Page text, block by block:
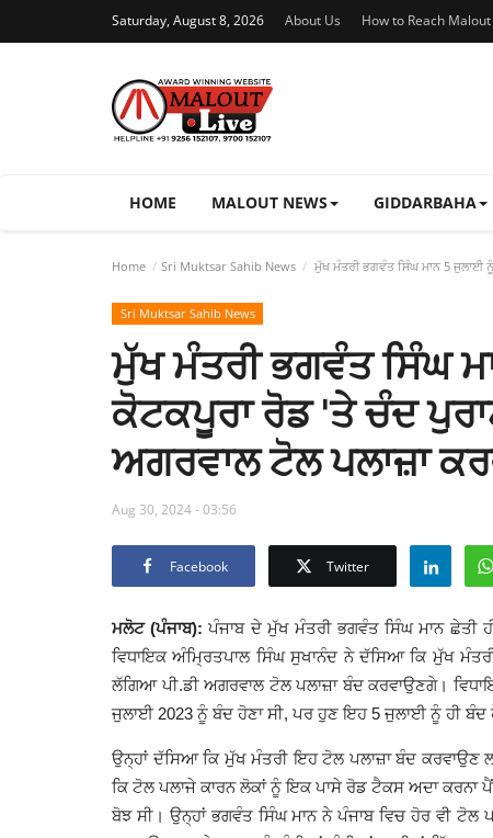
Saturday, August 8, 2026 About Us How to Reach Malout
HOME MALOUT NEWS GIDDARBAHA
Home Sri Muktsar Sahib News ਮੁੱਖ ਮੰਤਰੀ ਭਗਵੰਤ ਸਿੰਘ ਮਾਨ 5 ਜੁਲਾਈ
Sri Muktsar Sahib News
ਮੁੱਖ ਮੰਤਰੀ ਭਗਵੰਤ ਸਿੰਘ
ਕੋਟਕਪੂਰਾ ਰੋਡ 'ਤੇ ਚੰਦ
ਅਗਰਵਾਲ ਟੋਲ ਪਲਾਜ਼ਾ
Aug 30, 2024 - 03:56
Facebook Twitter
ਮਲੋਟ (ਪੰਜਾਬ): ਪੰਜਾਬ ਦੇ ਮੁੱਖ ਮੰਤਰੀ ਭਗਵੰਤ ਸਿੰਘ ਮਾਨ ਛੇਤੀ
ਵਿਧਾਇਕ ਅੰਮ੍ਰਿਤਪਾਲ ਸਿੰਘ ਸੁਖਾਨੰਦ ਨੇ ਦੱਸਿਆ ਕਿ ਮੁੱਖ
ਲੱਗਿਆ ਪੀ.ਡੀ ਅਗਰਵਾਲ ਟੋਲ ਪਲਾਜ਼ਾ ਬੰਦ ਕਰਵਾਉਣਗੇ।
ਜੁਲਾਈ 2023 ਨੂੰ ਬੰਦ ਹੋਣਾ ਸੀ, ਪਰ ਹੁਣ ਇਹ 5 ਜੁਲਾਈ ਨੂੰ ਹੀ ਬੰਦ
ਉਨ੍ਹਾਂ ਦੱਸਿਆ ਕਿ ਮੁੱਖ ਮੰਤਰੀ ਇਹ ਟੋਲ ਪਲਾਜ਼ਾ ਬੰਦ
ਕਿ ਟੋਲ ਪਲਾਜੇ ਕਾਰਨ ਲੋਕਾਂ ਨੂੰ ਇਕ ਪਾਸੇ ਰੋਡ ਟੈਕਸ ਅਦਾ ਕਰਨਾ
ਬੋਝ ਸੀ। ਉਨ੍ਹਾਂ ਭਗਵੰਤ ਸਿੰਘ ਮਾਨ ਨੇ ਪੰਜਾਬ ਵਿਚ ਹੋਰ ਵੀ ਟੋਲ